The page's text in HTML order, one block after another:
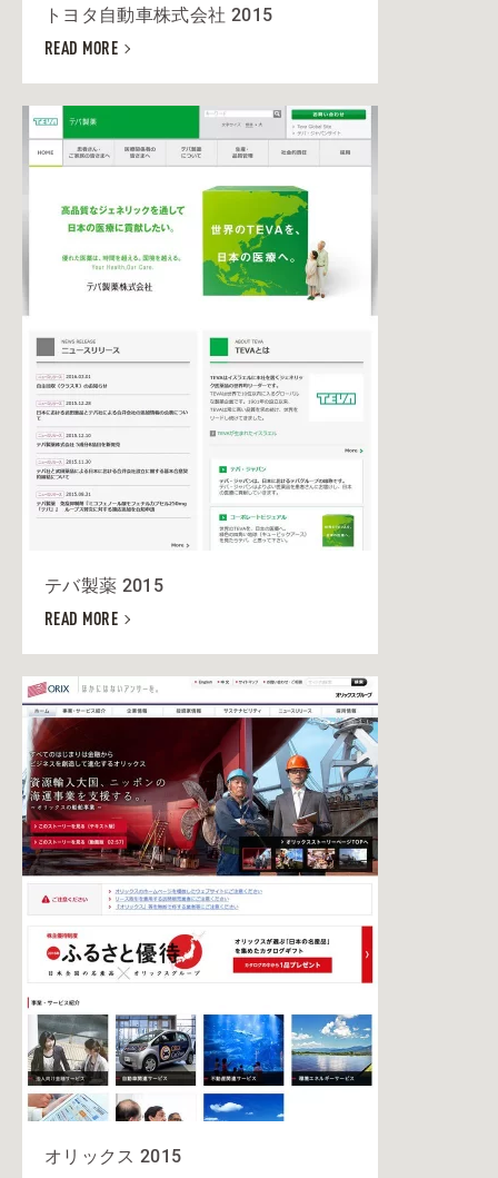
トヨタ自動車株式会社 2015
READ MORE
テバ製薬 2015
READ MORE
オリックス 2015